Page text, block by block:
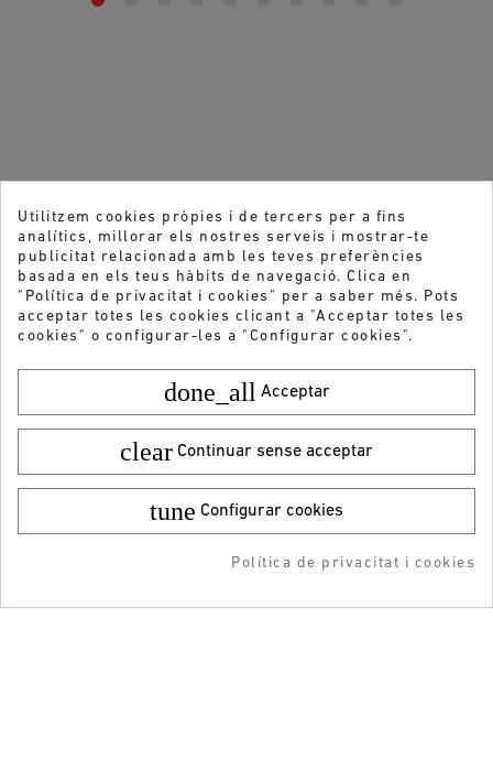
Talla: 36
AFEGIR A LA COMPRA
RESERVAR
Vols rebre les nostres ofertes i novetats?
ENVIAR
He llegit i accepto la Política de privacitat
-5% DTO + Envío Gratis
Utilitzem cookies pròpies i de tercers per a fins
analítics, millorar els nostres serveis i mostrar-te
publicitat relacionada amb les teves preferències
basada en els teus hàbits de navegació. Clica en
"Política de privacitat i cookies" per a saber més. Pots
acceptar totes les cookies clicant a "Acceptar totes les
cookies" o configurar-les a "Configurar cookies".
done_all Acceptar
clear Continuar sense acceptar
tune Configurar cookies
Política de privacitat i cookies